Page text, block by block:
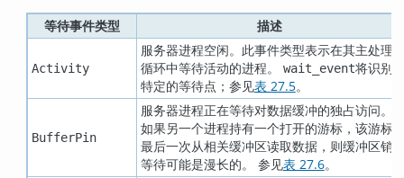
等待事件类型 描述
Activity
服务器进程空闲。此事件类型表示在其主处理
循环中等待活动的进程。
wait_event将识别
特定的等待点；参见表 27.5。
BufferPin
服务器进程正在等待对数据缓冲的独占访问。
如果另一个进程持有一个打开的游标，该游标
最后一次从相关缓冲区读取数据，则缓冲区销
等待可能是漫长的。 参见表 27.6。